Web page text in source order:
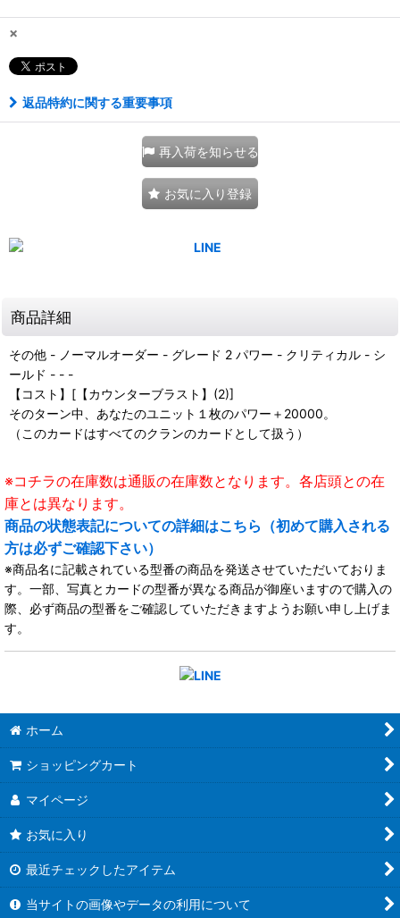
×
返品特約に関する重要事項
再入荷を知らせる
お気に入り登録
商品詳細
その他 - ノーマルオーダー - グレード 2 パワー - クリティカル - シ
ールド - - -
【コスト】[【カウンターブラスト】(2)]
そのターン中、あなたのユニット１枚のパワー＋20000。
（このカードはすべてのクランのカードとして扱う）
※コチラの在庫数は通販の在庫数となります。各店頭との在
庫とは異なります。
商品の状態表記についての詳細はこちら（初めて購入される
方は必ずご確認下さい）
※商品名に記載されている型番の商品を発送させていただいておりま
す。一部、写真とカードの型番が異なる商品が御座いますので購入の
際、必ず商品の型番をご確認していただきますようお願い申し上げま
す。
ホーム
ショッピングカート
マイページ
お気に入り
最近チェックしたアイテム
当サイトの画像やデータの利用について